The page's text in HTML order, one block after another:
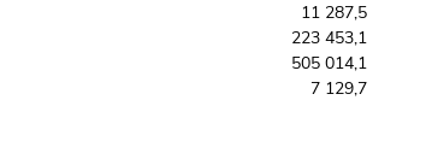
11 287,5
223 453,1
505 014,1
7 129,7